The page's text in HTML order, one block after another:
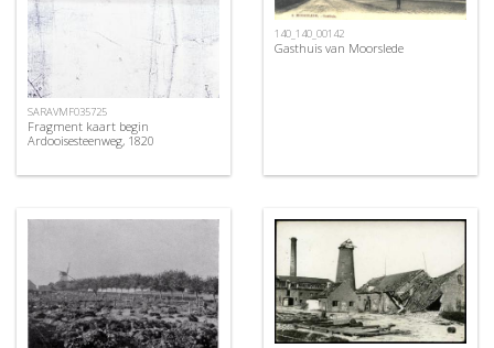
SARAVMF035725
Fragment kaart begin
Ardooisesteenweg, 1820
140_140_00142
Gasthuis van Moorslede